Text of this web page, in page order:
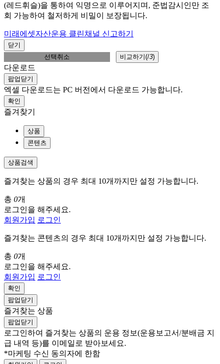
(레드휘슬)을 통하여 익명으로 이루어지며, 준법감시인만 조
회 가능하여 철저하게 비밀이 보장됩니다.
미래에셋자산운용 클린채널 신고하기
닫기
선택취소
비교하기(/3)
다운로드
팝업닫기
엑셀 다운로드는 PC 버전에서 다운로드 가능합니다.
확인
즐겨찾기
상품
콘텐츠
상품검색
즐겨찾는 상품의 경우 최대 10개까지만 설정 가능합니다.
총 0개
로그인을 해주세요.
회원가입 로그인
즐겨찾는 콘텐츠의 경우 최대 10개까지만 설정 가능합니다.
총 0개
로그인을 해주세요.
회원가입 로그인
확인
팝업닫기
즐겨찾는 상품
팝업닫기
로그인하여 즐겨찾는 상품의 운용 정보(운용보고서/분배금 지
급 내역 등)를 이메일로 받아보세요.
*마케팅 수신 동의자에 한함